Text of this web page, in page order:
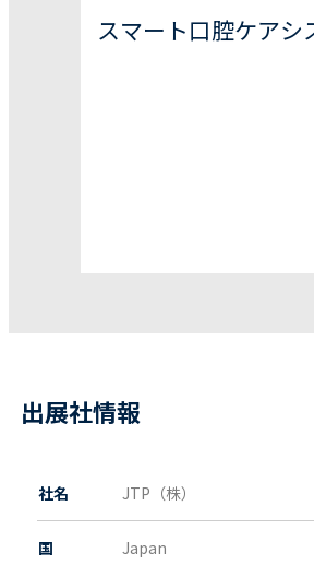
スマート口腔ケアシ
出展社情報
社名 JTP（株）
国 Japan